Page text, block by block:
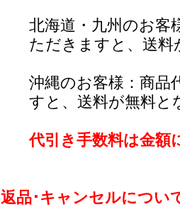
北海道・九州のお
ただきますと、送
沖縄のお客様：商
すと、送料が無料と
代引き手数料は金額
返品･キャンセルについ